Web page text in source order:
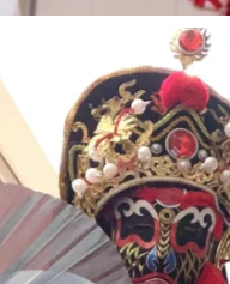
光
画
旅
スポット
好きと繋がりたい